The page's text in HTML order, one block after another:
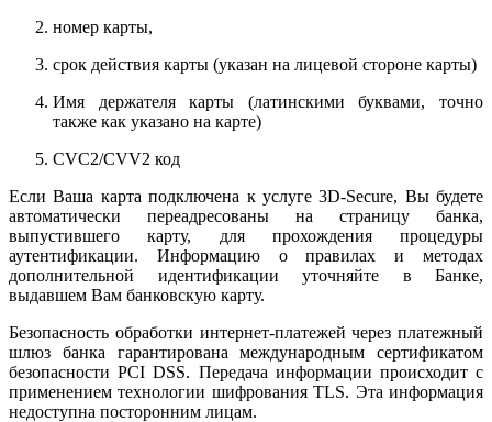
номер карты,
срок действия карты (указан на лицевой стороне карты)
Имя держателя карты (латинскими буквами, точно
также как указано на карте)
CVC2/CVV2 код
Если Ваша карта подключена к услуге 3D-Secure, Вы будете
автоматически переадресованы на страницу банка,
выпустившего карту, для прохождения процедуры
аутентификации. Информацию о правилах и методах
дополнительной идентификации уточняйте в Банке,
выдавшем Вам банковскую карту.
Безопасность обработки интернет-платежей через платежный
шлюз банка гарантирована международным сертификатом
безопасности PCI DSS. Передача информации происходит с
применением технологии шифрования TLS. Эта информация
недоступна посторонним лицам.